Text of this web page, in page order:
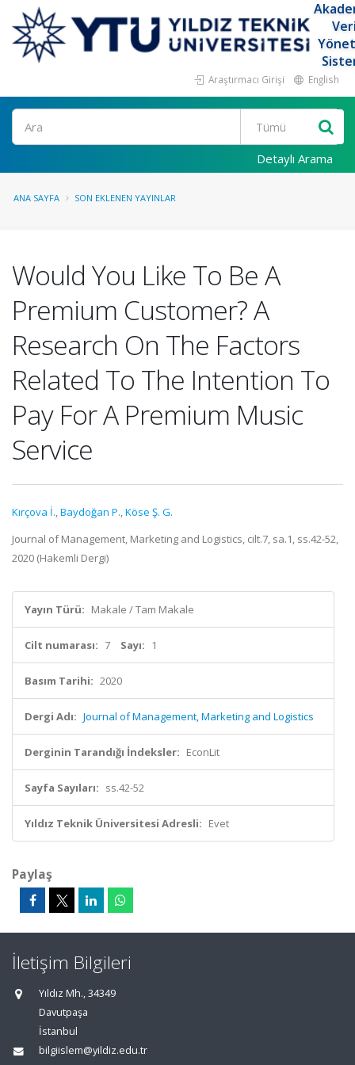
Araştırmacı Girişi English
Ara
Detaylı Arama
ANA SAYFA SON EKLENEN YAYINLAR
Would You Like To Be A
Premium Customer? A
Research On The Factors
Related To The Intention To
Pay For A Premium Music
Service
Kırçova İ.,Baydoğan P.,Köse Ş. G.
Journal of Management, Marketing and Logistics, cilt.7, sa.1, ss.42-52,
2020 (Hakemli Dergi)
Yayın Türü: Makale / Tam Makale
Cilt numarası: 7 Sayı: 1
Basım Tarihi: 2020
Dergi Adı: Journal of Management, Marketing and Logistics
Derginin Tarandığı İndeksler: EconLit
Sayfa Sayıları: ss.42-52
Yıldız Teknik Üniversitesi Adresli: Evet
Paylaş
İletişim Bilgileri
Yıldız Mh., 34349
Davutpaşa
İstanbul
bilgiislem@yildiz.edu.tr